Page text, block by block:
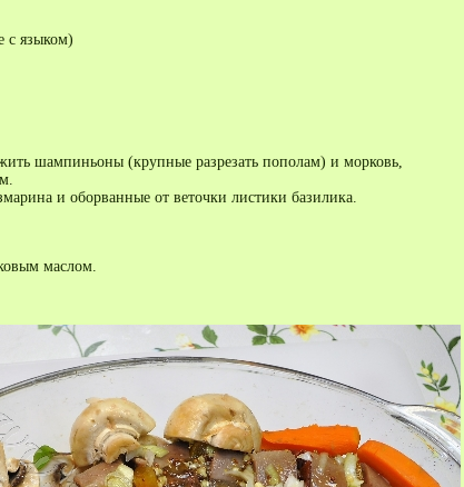
с языком)
шампиньоны (крупные разрезать пополам) и морковь,
и оборванные от веточки листики базилика.
маслом.